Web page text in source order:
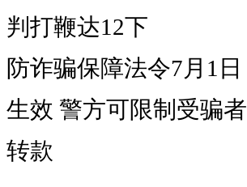
判打鞭达12下
防诈骗保障法令7月1日
生效 警方可限制受骗者
转款